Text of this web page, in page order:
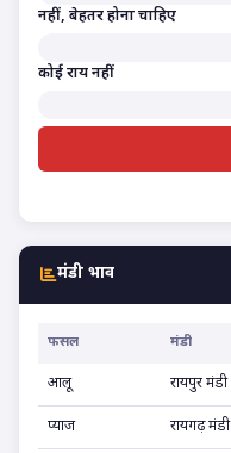
नहीं, बेहतर होना चाहिए
कोई राय नहीं
मंडी भाव
फसल मंडी
आलू रायपुर मंडी
प्याज रायगढ़ मंडी